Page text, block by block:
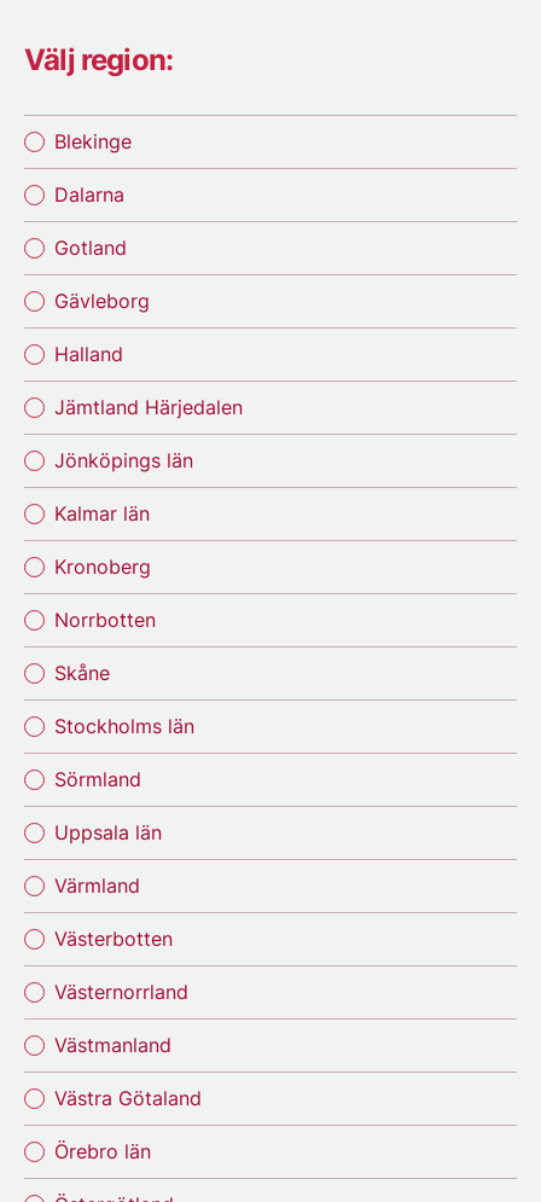
Välj region:
Blekinge
Dalarna
Gotland
Gävleborg
Halland
Jämtland Härjedalen
Jönköpings län
Kalmar län
Kronoberg
Norrbotten
Skåne
Stockholms län
Sörmland
Uppsala län
Värmland
Västerbotten
Västernorrland
Västmanland
Västra Götaland
Örebro län